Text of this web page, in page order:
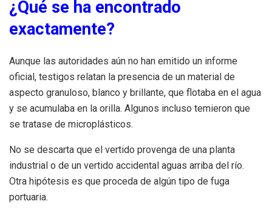
¿Qué se ha encontrado
exactamente?
Aunque las autoridades aún no han emitido un informe
oficial, testigos relatan la presencia de un material de
aspecto granuloso, blanco y brillante, que flotaba en el agua
y se acumulaba en la orilla. Algunos incluso temieron que
se tratase de microplásticos.
No se descarta que el vertido provenga de una planta
industrial o de un vertido accidental aguas arriba del río.
Otra hipótesis es que proceda de algún tipo de fuga
portuaria.